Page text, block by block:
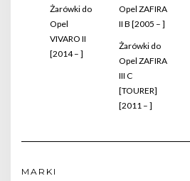
Żarówki do
Opel
VIVARO II
[2014 – ]
Opel ZAFIRA
II B [2005 – ]
Żarówki do
Opel ZAFIRA
III C
[TOURER]
[2011 – ]
MARKI